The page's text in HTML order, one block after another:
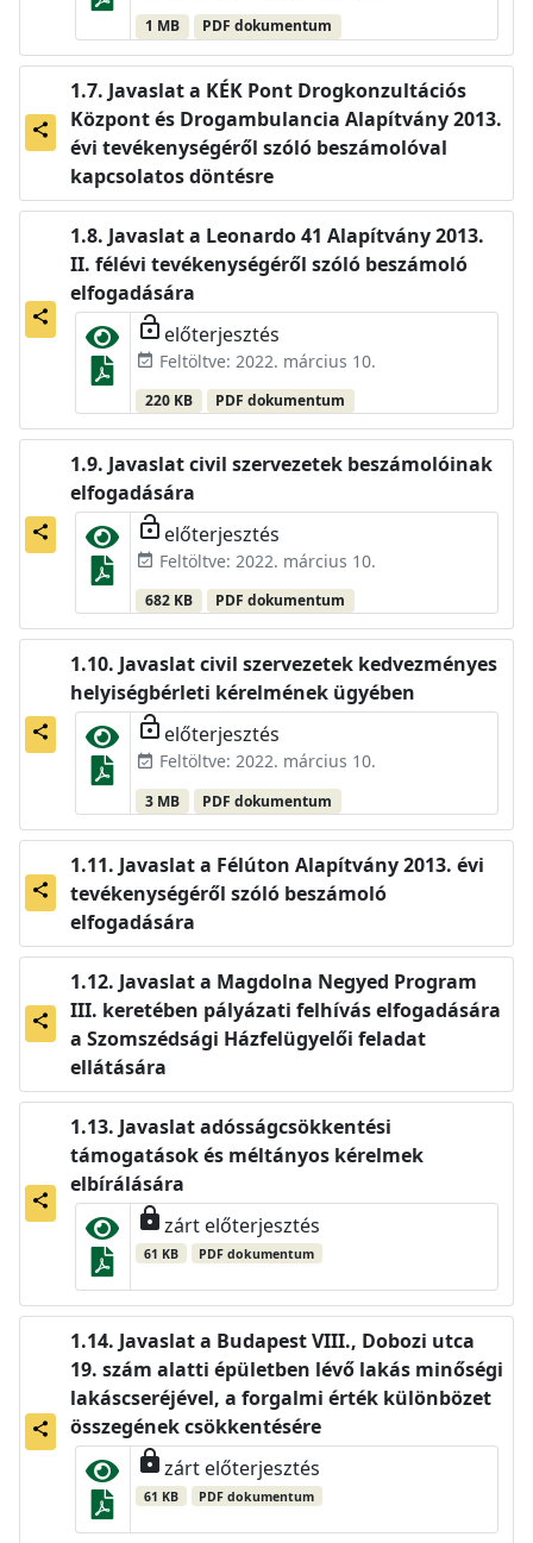
1 MB PDF dokumentum
share
Javaslat a KÉK Pont Drogkonzultációs
Központ és Drogambulancia Alapítvány 2013.
évi tevékenységéről szóló beszámolóval
kapcsolatos döntésre
share
Javaslat a Leonardo 41 Alapítvány 2013.
II. félévi tevékenységéről szóló beszámoló
elfogadására
lock_open előterjesztés
event_available Feltöltve: 2022. március 10.
220 KB PDF dokumentum
share
Javaslat civil szervezetek beszámolóinak
elfogadására
lock_open előterjesztés
event_available Feltöltve: 2022. március 10.
682 KB PDF dokumentum
share
Javaslat civil szervezetek kedvezményes
helyiségbérleti kérelmének ügyében
lock_open előterjesztés
event_available Feltöltve: 2022. március 10.
3 MB PDF dokumentum
share
Javaslat a Félúton Alapítvány 2013. évi
tevékenységéről szóló beszámoló
elfogadására
share
Javaslat a Magdolna Negyed Program
III. keretében pályázati felhívás elfogadására
a Szomszédsági Házfelügyelői feladat
ellátására
share
Javaslat adósságcsökkentési
támogatások és méltányos kérelmek
elbírálására
lockzárt előterjesztés
61 KB PDF dokumentum
share
Javaslat a Budapest VIII., Dobozi utca
19. szám alatti épületben lévő lakás minőségi
lakáscseréjével, a forgalmi érték különbözet
összegének csökkentésére
lockzárt előterjesztés
61 KB PDF dokumentum